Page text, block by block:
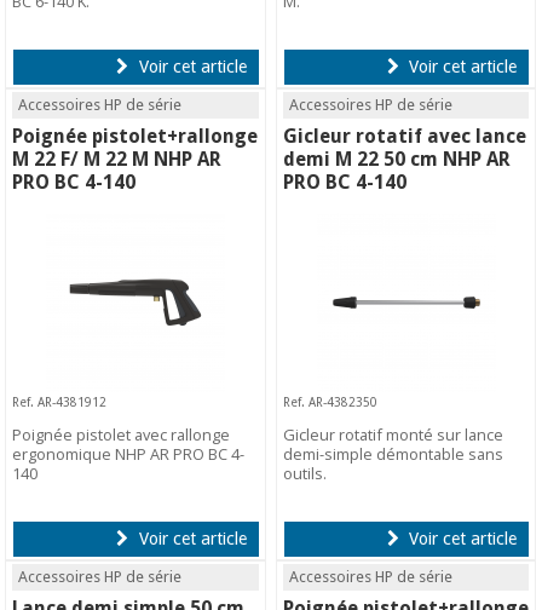
Voir cet article Voir cet article
Accessoires HP de série
Poignée pistolet+rallonge
M 22 F/ M 22 M NHP AR
PRO BC 4-140
Ref. AR-4381912
Poignée pistolet avec rallonge
ergonomique NHP AR PRO BC 4-
140
Voir cet article
Accessoires HP de série
Gicleur rotatif avec lance
demi M 22 50 cm NHP AR
PRO BC 4-140
Ref. AR-4382350
Gicleur rotatif monté sur lance
demi-simple démontable sans
outils.
Voir cet article
Accessoires HP de série Accessoires HP de série